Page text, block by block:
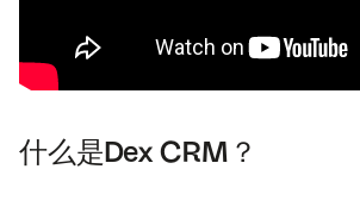
什么是Dex CRM？